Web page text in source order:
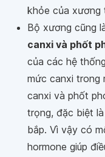
khỏe của xương
Bộ xương cũng
canxi và phốt
của các hệ
mức canxi trong
canxi và phốt
trọng, đặc biệt
bắp. Vì vậy có
hormone giúp